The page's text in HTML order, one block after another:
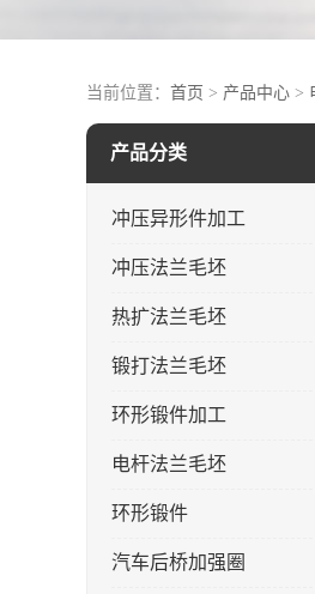
当前位置： 首页 > 产品中心 >
产品分类
冲压异形件加工
冲压法兰毛坯
热扩法兰毛坯
锻打法兰毛坯
环形锻件加工
电杆法兰毛坯
环形锻件
汽车后桥加强圈